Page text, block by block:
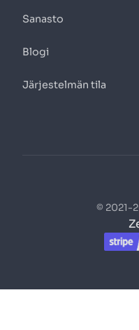
Sanasto
Blogi
Järjestelmän tila
© 2021-